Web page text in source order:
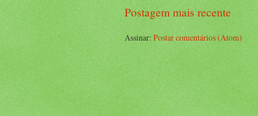
Postagem mais recente
Assinar:Postar comentários (Atom)